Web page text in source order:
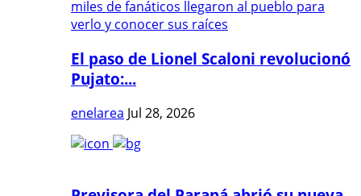
El paso de Lionel Scaloni revolucionó
Pujato:...
enelarea Jul 28, 2026